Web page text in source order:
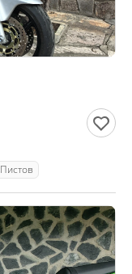
Пистов